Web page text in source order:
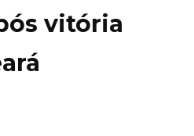
vitória